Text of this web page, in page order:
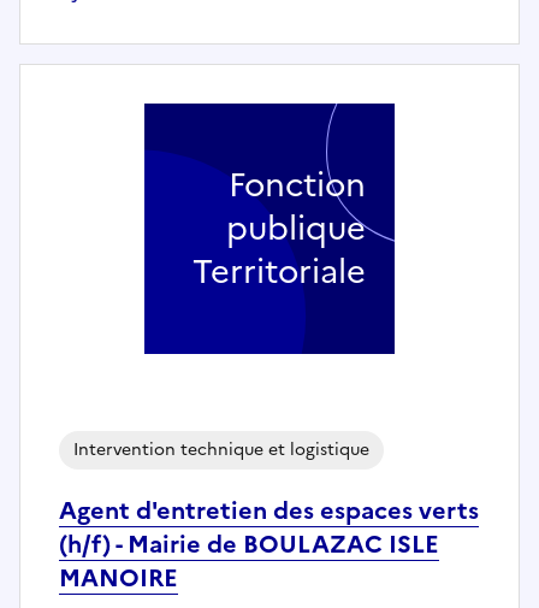
Agent d'entretien des espaces verts
(h/f) - Mairie de BOULAZAC ISLE
MANOIRE
Intervention technique et logistique
Fonction
publique
Territoriale